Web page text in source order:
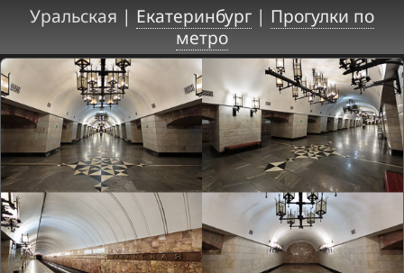
Уральская | Екатеринбург | Прогулки по
метро